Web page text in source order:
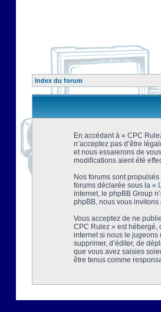
Index du forum
En accédant à « CPC
n’acceptez pas d’être
et nous essaierons de
modifications aient été
Nos forums sont
forums déclarée sous la «
internet, le phpBB Group
phpBB, nous vous invitons
Vous acceptez de ne
CPC Rulez » est hébergé,
internet si nous le jugeons
supprimer, d’éditer, de
que vous avez saisies
être tenus comme